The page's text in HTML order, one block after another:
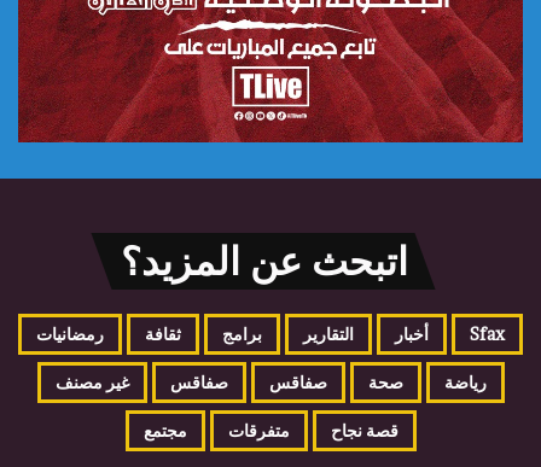
اتبحث عن المزيد؟
Sfax أخبار التقارير برامج ثقافة رمضانيات
رياضة صحة صفاقس صفاقس غير مصنف
قصة نجاح متفرقات مجتمع